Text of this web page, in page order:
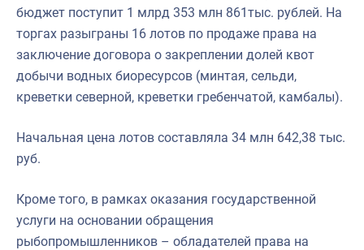
бюджет поступит 1 млрд 353 млн 861тыс. рублей. На
торгах разыграны 16 лотов по продаже права на
заключение договора о закреплении долей квот
добычи водных биоресурсов (минтая, сельди,
креветки северной, креветки гребенчатой, камбалы).
Начальная цена лотов составляла 34 млн 642,38 тыс.
руб.
Кроме того, в рамках оказания государственной
услуги на основании обращения
рыбопромышленников – обладателей права на